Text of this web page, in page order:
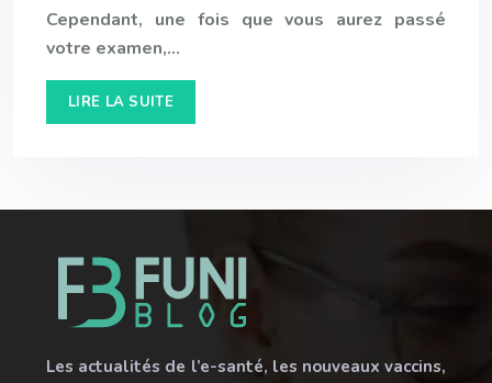
Cependant, une fois que vous aurez passé
votre examen,…
LIRE LA SUITE
Les actualités de l’e-santé, les nouveaux vaccins,